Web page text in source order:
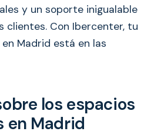
y un soporte inigualable
clientes. Con Ibercenter, tu
Madrid está en las
los espacios
en Madrid